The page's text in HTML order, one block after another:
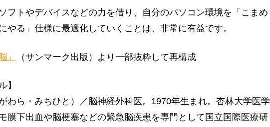
フトやデバイスなどの力を借り、自分のパソコン環境を「こまめ
やる」仕様に最適化していくことは、非常に有益です。
』 （サンマーク出版）より一部抜粋して再構成
】
わら・みちひと）／脳神経外科医。1970年生まれ。杏林大学医学
膜下出血や脳梗塞などの緊急脳疾患を専門として国立国際医療研